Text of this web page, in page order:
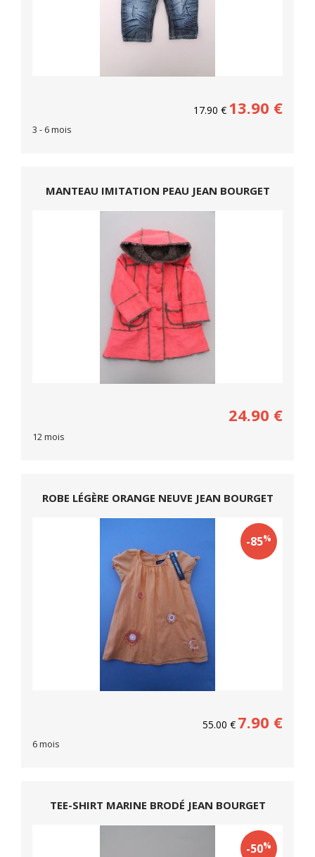
17.90 € 13.90 €
3 - 6 mois
MANTEAU IMITATION PEAU JEAN BOURGET
24.90 €
12 mois
ROBE LÉGÈRE ORANGE NEUVE JEAN BOURGET
-85%
55.00 € 7.90 €
6 mois
TEE-SHIRT MARINE BRODÉ JEAN BOURGET
-50%